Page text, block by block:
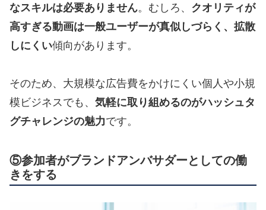
なスキルは必要ありません。むしろ、 クオリティが
高すぎる動画は一般ユーザーが真似しづらく、拡散
しにくい傾向があります。
そのため、大規模な広告費をかけにくい個人や小規
模ビジネスでも、 気軽に取り組めるのがハッシュタ
グチャレンジの魅力です。
⑤参加者がブランドアンバサダーとしての働
きをする